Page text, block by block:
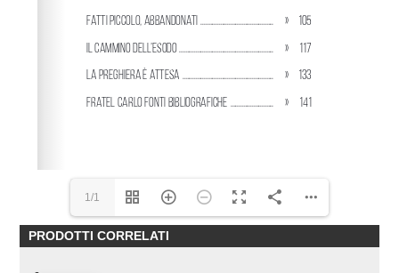
1/1
PRODOTTI CORRELATI